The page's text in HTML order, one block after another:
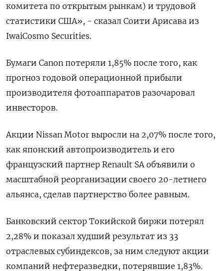
комитета по открытым рынкам) и трудовой
статистики США», - сказал Соити Арисава из
IwaiCosmo Securities.
Бумаги Canon потеряли 1,85% после того, как
прогноз годовой операционной прибыли
производителя фотоаппаратов разочаровал
инвесторов.
Акции Nissan Motor выросли на 2,07% после того,
как японский автопроизводитель и его
французский партнер Renault SA объявили о
масштабной реорганизации своего 20-летнего
альянса, сделав партнерство более равным.
Банковский сектор Токийской биржи потерял
2,28% и показал худший результат из 33
отраслевых субиндексов, за ним следуют акции
компаний нефтеразведки, потерявшие 1,83%.